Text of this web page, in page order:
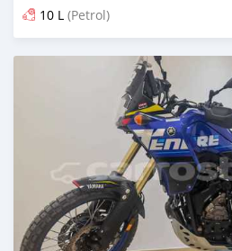
10 L (Petrol)
Publicado aproximadamente 4 anos atrás